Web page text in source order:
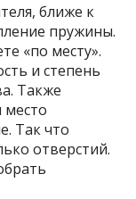
ближе к
пружины.
«по месту».
и степень
Также
место
Так что
отверстий.